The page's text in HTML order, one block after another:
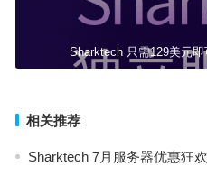
Sharktech 只需129美元
相关推荐
Sharktech 7月服务器优惠狂欢